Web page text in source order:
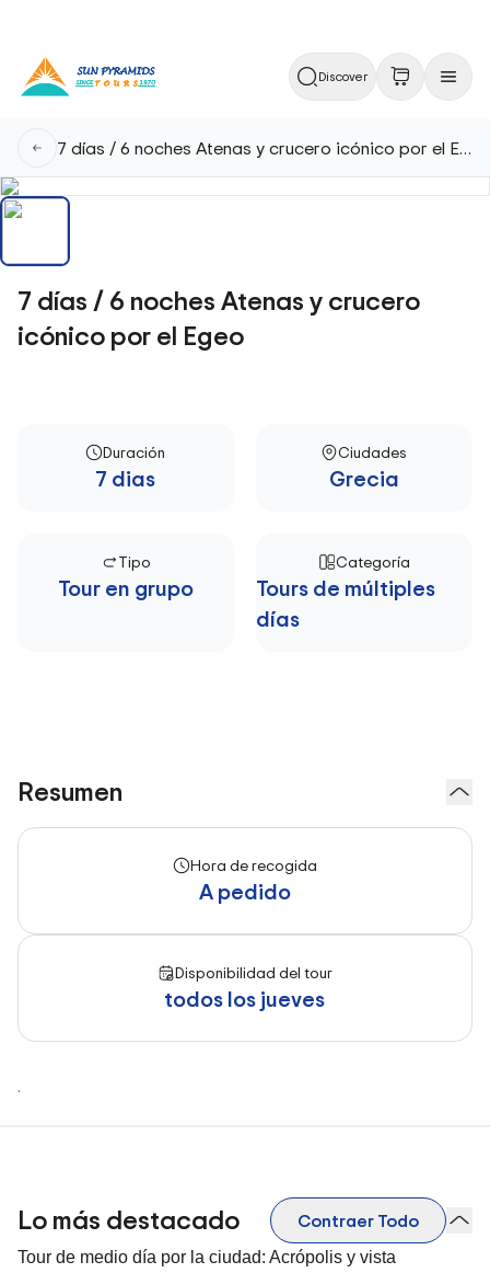
Discover
7 días / 6 noches Atenas y crucero icónico por el Egeo
7 días / 6 noches Atenas y crucero
icónico por el Egeo
Duración
7 dias
Ciudades
Grecia
Tipo
Tour en grupo
Categoría
Tours de múltiples
días
Resumen
Hora de recogida
A pedido
Disponibilidad del tour
todos los jueves
.
Lo más destacado Contraer Todo
Tour de medio día por la ciudad: Acrópolis y vista